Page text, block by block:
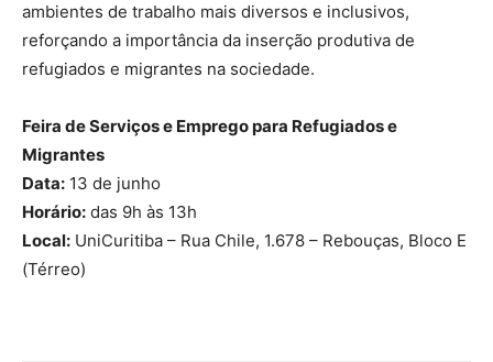
ambientes de trabalho mais diversos e inclusivos,
reforçando a importância da inserção produtiva de
refugiados e migrantes na sociedade.
Feira de Serviços e Emprego para Refugiados e
Migrantes
Data: 13 de junho
Horário: das 9h às 13h
Local: UniCuritiba – Rua Chile, 1.678 – Rebouças, Bloco E
(Térreo)